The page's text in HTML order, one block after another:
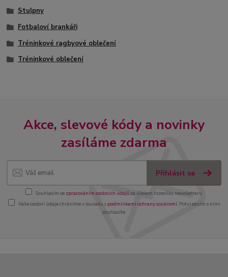
Stulpny
Fotbaloví brankáři
Tréninkové ragbyové oblečení
Tréninkové oblečení
Akce, slevové kódy a novinky
zasíláme zdarma
Přihlásit se
Souhlasím se zpracováním osobních údajůza účelem rozesílky newsletteru.
Vaše osobní údaje chráníme v souladu s podmínkami ochrany soukromí. Potvrzením s nimi
souhlasíte.